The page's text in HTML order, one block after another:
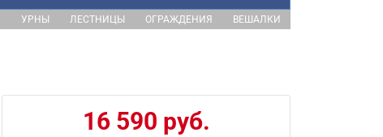
УРНЫ ЛЕСТНИЦЫ ОГРАЖДЕНИЯ ВЕШАЛКИ
16 590 руб.